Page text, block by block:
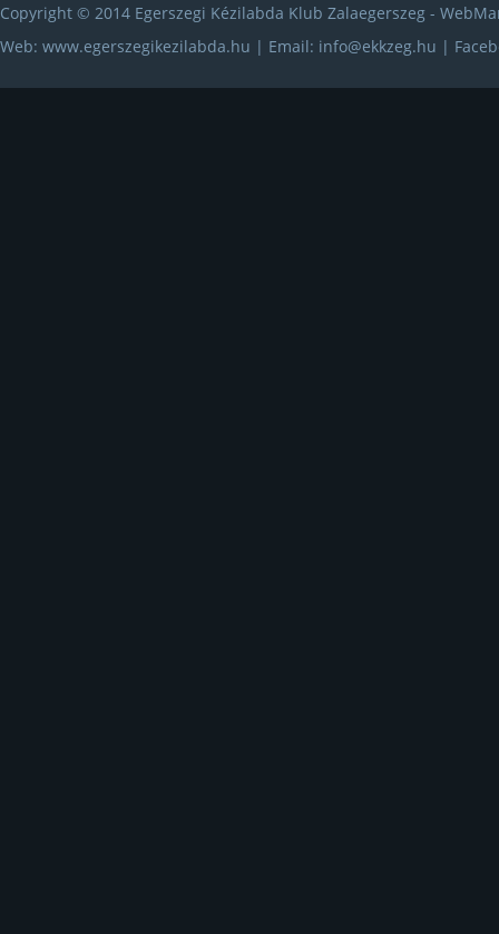
Copyright © 2014 Egerszegi Kézilabda Klub Zalaegerszeg -
Web: www.egerszegikezilabda.hu | Email: info@ekkzeg.hu |